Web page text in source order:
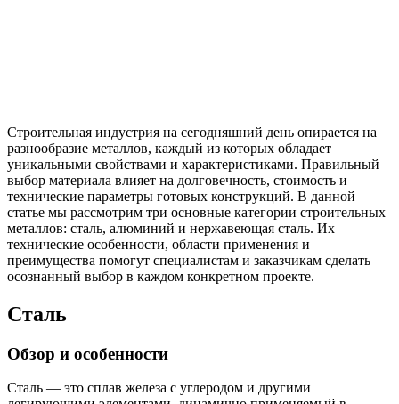
Строительная индустрия на сегодняшний день опирается на
разнообразие металлов, каждый из которых обладает
уникальными свойствами и характеристиками. Правильный
выбор материала влияет на долговечность, стоимость и
технические параметры готовых конструкций. В данной
статье мы рассмотрим три основные категории строительных
металлов: сталь, алюминий и нержавеющая сталь. Их
технические особенности, области применения и
преимущества помогут специалистам и заказчикам сделать
осознанный выбор в каждом конкретном проекте.
Сталь
Обзор и особенности
Сталь — это сплав железа с углеродом и другими